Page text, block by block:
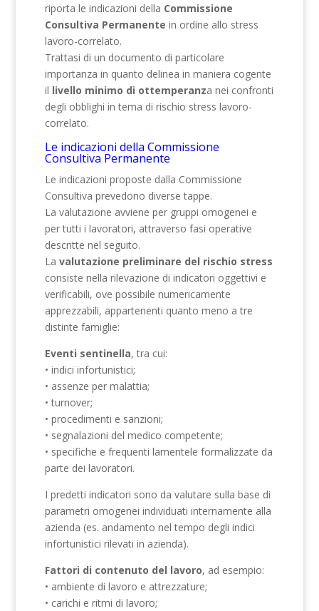
riporta le indicazioni della Commissione
Consultiva Permanente in ordine allo stress
lavoro-correlato.
Trattasi di un documento di particolare
importanza in quanto delinea in maniera cogente
il livello minimo di ottemperanza nei confronti
degli obblighi in tema di rischio stress lavoro-
correlato.
Le indicazioni della Commissione
Consultiva Permanente
Le indicazioni proposte dalla Commissione
Consultiva prevedono diverse tappe.
La valutazione avviene per gruppi omogenei e
per tutti i lavoratori, attraverso fasi operative
descritte nel seguito.
La valutazione preliminare del rischio stress
consiste nella rilevazione di indicatori oggettivi e
verificabili, ove possibile numericamente
apprezzabili, appartenenti quanto meno a tre
distinte famiglie:
Eventi sentinella, tra cui:
• indici infortunistici;
• assenze per malattia;
• turnover;
• procedimenti e sanzioni;
• segnalazioni del medico competente;
• specifiche e frequenti lamentele formalizzate da
parte dei lavoratori.
I predetti indicatori sono da valutare sulla base di
parametri omogenei individuati internamente alla
azienda (es. andamento nel tempo degli indici
infortunistici rilevati in azienda).
Fattori di contenuto del lavoro, ad esempio:
• ambiente di lavoro e attrezzature;
• carichi e ritmi di lavoro;